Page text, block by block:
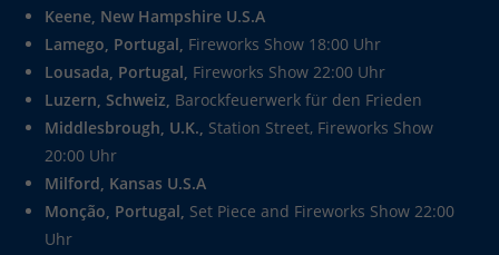
Keene, New Hampshire U.S.A
Lamego, Portugal, Fireworks Show 18:00 Uhr
Lousada, Portugal, Fireworks Show 22:00 Uhr
Luzern, Schweiz, Barockfeuerwerk für den Frieden
Middlesbrough, U.K., Station Street, Fireworks Show
20:00 Uhr
Milford, Kansas U.S.A
Monção, Portugal, Set Piece and Fireworks Show 22:00
Uhr